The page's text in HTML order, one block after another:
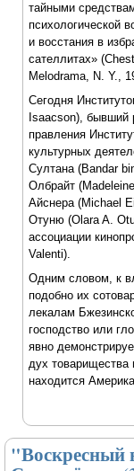
тайными
психологической
и восстания в
сателлитах»
Melodrama, N. Y.,
Сегодня
Isaacson), бывший
правления
культурных
Султана (Bandar
Олбрайт
Айснера (Michael
Отуню (Olara A.
ассоциации
Valenti).
Одним словом, к
подобно их
лекалам
господство или
явно
дух
находится
"Воскресный